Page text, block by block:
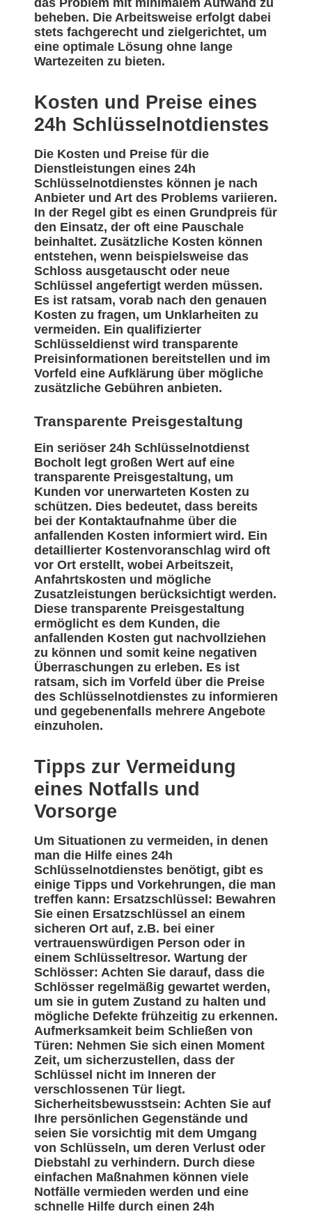
das Problem mit minimalem Aufwand zu
beheben. Die Arbeitsweise erfolgt dabei
stets fachgerecht und zielgerichtet, um
eine optimale Lösung ohne lange
Wartezeiten zu bieten.
Kosten und Preise eines
24h Schlüsselnotdienstes
Die Kosten und Preise für die
Dienstleistungen eines 24h
Schlüsselnotdienstes können je nach
Anbieter und Art des Problems variieren.
In der Regel gibt es einen Grundpreis für
den Einsatz, der oft eine Pauschale
beinhaltet. Zusätzliche Kosten können
entstehen, wenn beispielsweise das
Schloss ausgetauscht oder neue
Schlüssel angefertigt werden müssen.
Es ist ratsam, vorab nach den genauen
Kosten zu fragen, um Unklarheiten zu
vermeiden. Ein qualifizierter
Schlüsseldienst wird transparente
Preisinformationen bereitstellen und im
Vorfeld eine Aufklärung über mögliche
zusätzliche Gebühren anbieten.
Transparente Preisgestaltung
Ein seriöser 24h Schlüsselnotdienst
Bocholt legt großen Wert auf eine
transparente Preisgestaltung, um
Kunden vor unerwarteten Kosten zu
schützen. Dies bedeutet, dass bereits
bei der Kontaktaufnahme über die
anfallenden Kosten informiert wird. Ein
detaillierter Kostenvoranschlag wird oft
vor Ort erstellt, wobei Arbeitszeit,
Anfahrtskosten und mögliche
Zusatzleistungen berücksichtigt werden.
Diese transparente Preisgestaltung
ermöglicht es dem Kunden, die
anfallenden Kosten gut nachvollziehen
zu können und somit keine negativen
Überraschungen zu erleben. Es ist
ratsam, sich im Vorfeld über die Preise
des Schlüsselnotdienstes zu informieren
und gegebenenfalls mehrere Angebote
einzuholen.
Tipps zur Vermeidung
eines Notfalls und
Vorsorge
Um Situationen zu vermeiden, in denen
man die Hilfe eines 24h
Schlüsselnotdienstes benötigt, gibt es
einige Tipps und Vorkehrungen, die man
treffen kann: Ersatzschlüssel: Bewahren
Sie einen Ersatzschlüssel an einem
sicheren Ort auf, z.B. bei einer
vertrauenswürdigen Person oder in
einem Schlüsseltresor. Wartung der
Schlösser: Achten Sie darauf, dass die
Schlösser regelmäßig gewartet werden,
um sie in gutem Zustand zu halten und
mögliche Defekte frühzeitig zu erkennen.
Aufmerksamkeit beim Schließen von
Türen: Nehmen Sie sich einen Moment
Zeit, um sicherzustellen, dass der
Schlüssel nicht im Inneren der
verschlossenen Tür liegt.
Sicherheitsbewusstsein: Achten Sie auf
Ihre persönlichen Gegenstände und
seien Sie vorsichtig mit dem Umgang
von Schlüsseln, um deren Verlust oder
Diebstahl zu verhindern. Durch diese
einfachen Maßnahmen können viele
Notfälle vermieden werden und eine
schnelle Hilfe durch einen 24h